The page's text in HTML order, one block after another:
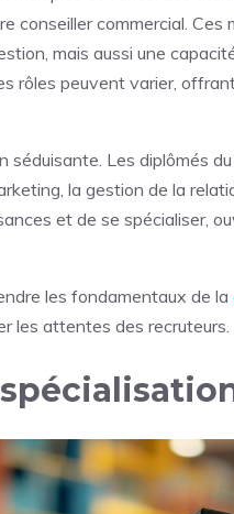
conseiller commercial.
mais aussi une
rôles peuvent varier,
séduisante. Les diplômés
la gestion de la
et de se spécialiser,
les fondamentaux de la
les attentes des recruteurs.